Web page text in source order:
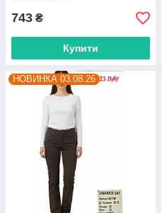
743 ₴
Купити
НОВИНКА 03.08.26